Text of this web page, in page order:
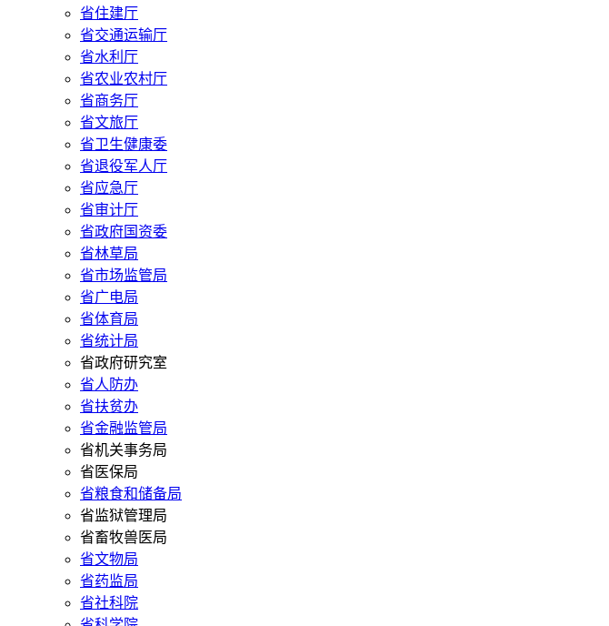
省住建厅
省交通运输厅
省水利厅
省农业农村厅
省商务厅
省文旅厅
省卫生健康委
省退役军人厅
省应急厅
省审计厅
省政府国资委
省林草局
省市场监管局
省广电局
省体育局
省统计局
省政府研究室
省人防办
省扶贫办
省金融监管局
省机关事务局
省医保局
省粮食和储备局
省监狱管理局
省畜牧兽医局
省文物局
省药监局
省社科院